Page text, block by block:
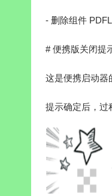
- 删除组件
# 便携版关闭提
这是便携启动器
提示确定后，过